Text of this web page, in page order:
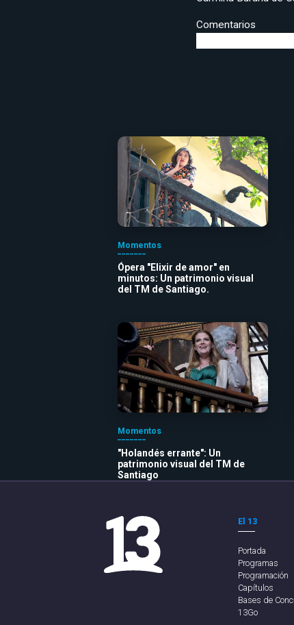
Comentarios
Momentos
Ópera "Elixir de amor" en
minutos: Un patrimonio visual
del TM de Santiago.
Momentos
"Holandés errante": Un
patrimonio visual del TM de
Santiago
El 13
Portada
Programas
Programación
Capítulos
Bases de
13Go